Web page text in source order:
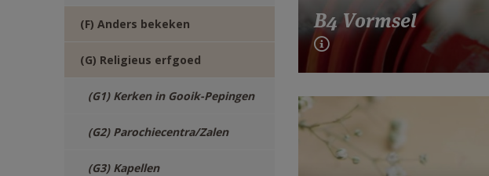
(F) Anders bekeken
(G) Religieus erfgoed
(G1) Kerken in Gooik-Pepingen
(G2) Parochiecentra/Zalen
(G3) Kapellen
B4 Vormsel